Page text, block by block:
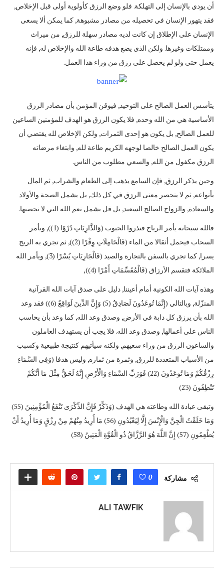
أن يودي بالإنسان إلى التهلكة. فلو وضع الرزق كأولوية أولى قبل الإخلاص,
فقد يتهور الإنسان في تحصيله من مصادر مشبوهة, كما يمكن ألا يسعى
الإنسان على الإطلاق إن كانت لديه مصادر سهلة للرزق, من ميراث
وممتلكات وغيرها. ولكن الذي يضع هدفه طاعة الله والإخلاص له, فإنه
يعمل حتى ولو لم يحصل على رزق من وراء هذا العمل.
يتأسس العمل الصالح على التوحيد, فيوقن المؤمن بأن مصادر الرزق
الأساسية هي من الله وحده, فلا يكون الرزق هو الهدف للمؤمنين الساعين
للعمل الصالح, بل يكون هو إحدى الثمرات, ولكن الإخلاص لله يقتضي أن
يكون العمل الصالح خالصا لوجهه الكريم طاعة لله, وابتغاء مرضاته
الرزق مكفول من الله, والسعي مطلوب من الناس.
وحين يذكر الرزق, فإن السامع يذهب إلى الطعام والشراب, ثم المال
بأنواعه, ثم لا ينحصر معنى الرزق في كل ذلك, بل يشمل الصحة والأولاد
والسعادة, والزواج الصالح السعيد, بل قل يشمل نعم الله التي لا نحصيها.
فالله سبحانه يأمر الرياح فتذروا الحبوب (وَالذَّارِيَاتِ ذَرْوًا (1)), ويأمر
السحاب فيحمل أثقالا من الماء (فَالْحَامِلَاتِ وِقْرًا (2)), ثم تجري به الريح
يسرا, كما تجري بالسفن بالتجارة والصيد (فَالْجَارِيَاتِ يُسْرًا (3), ويأمر الله
الملائكة فتقسم الأرزاق (فَالْمُقَسِّمَاتِ أَمْرًا (4)),
وهذه آيات الله الكونية أمام أعيننا, دليل على صدق آيات الله القرآنية
المنزّلة, وبالتالي (إِنَّمَا تُوعَدُونَ لَصَادِقٌ (5) وَإِنَّ الدِّينَ لَوَاقِعٌ (6)) فقد وعد
الله بأن يرزق كل دابة في الأرض, وصدق وعد الله, كما وعد بأن يحاسب
الناس على أعمالها, وصدق وعد الله. فلا يجب أن يستهدف العاملون
والساعون الرزق من وراء سعيهم, ولكنه سيأتيهم كنتيجة طبيعية وكسبب
من الأسباب المتعددة للرزق, وثمرة من ثماره, وليس هدفا (وَفِي السَّمَاءِ
رِزْقُكُمْ وَمَا تُوعَدُونَ (22) فَوَرَبِّ السَّمَاءِ وَالْأَرْضِ إِنَّهُ لَحَقٌّ مِثْلَ مَا أَنَّكُمْ
تَنْطِقُونَ (23)
وتبقى عبادة الله وطاعته هي الهدف (وَذَكِّرْ فَإِنَّ الذِّكْرَى تَنْفَعُ الْمُؤْمِنِينَ (55)
وَمَا خَلَقْتُ الْجِنَّ وَالْإِنْسَ إِلَّا لِيَعْبُدُونِ (56) مَا أُرِيدُ مِنْهُمْ مِنْ رِزْقٍ وَمَا أُرِيدُ أَنْ
يُطْعِمُونِ (57) إِنَّ اللَّهَ هُوَ الرَّزَّاقُ ذُو الْقُوَّةِ الْمَتِينُ (58)
مشاركة 0
ALI TAWFIK